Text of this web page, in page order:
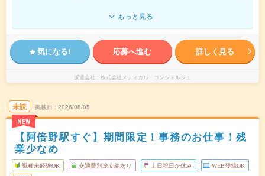
もっと見る
気になる! 応募へ進む 詳しく見る
派遣会社 株式会社メディカル・コンシェルジュ
未読
NEW
掲載日 2026/08/05
【阿倍野駅すぐ】期間限定！事務のお仕事！残
業少なめ
職種未経験OK 交通費別途支給あり 土日祝日が休み WEB登録OK